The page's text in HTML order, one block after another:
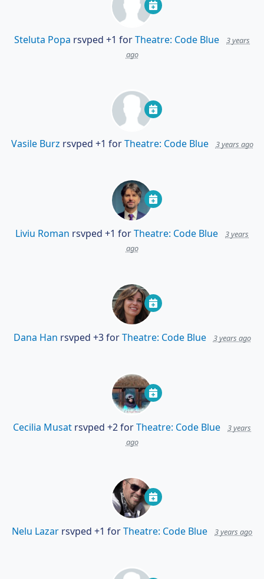
Steluta Popa rsvped +1 forTheatre: Code Blue
3 years
ago
Vasile Burz rsvped +1 forTheatre: Code Blue 3 years ago
Liviu Roman rsvped +1 forTheatre: Code Blue
3 years
ago
Dana Han rsvped +3 forTheatre: Code Blue 3 years ago
Cecilia Musat rsvped +2 forTheatre: Code Blue
3 years
ago
Nelu Lazar rsvped +1 forTheatre: Code Blue 3 years ago